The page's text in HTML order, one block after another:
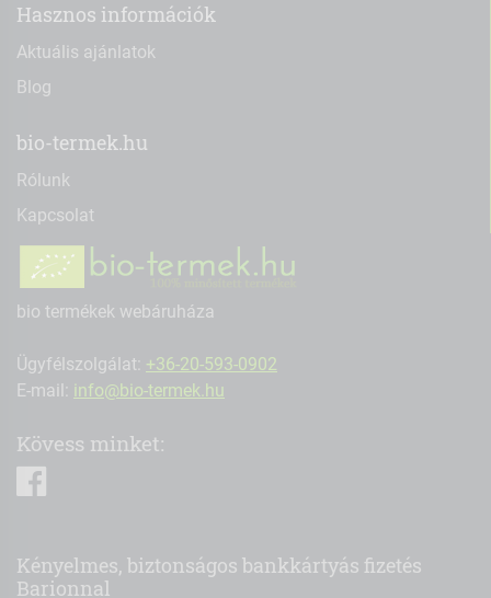
Hasznos információk
Aktuális ajánlatok
Blog
bio-termek.hu
Rólunk
Kapcsolat
bio termékek webáruháza
Ügyfélszolgálat: +36-20-593-0902
E-mail: info@bio-termek.hu
Kövess minket:
Kényelmes, biztonságos bankkártyás fizetés
Barionnal